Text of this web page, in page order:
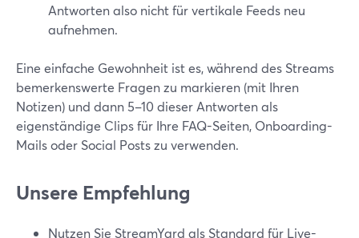
Antworten also nicht für vertikale Feeds neu
aufnehmen.
Eine einfache Gewohnheit ist es, während des Streams
bemerkenswerte Fragen zu markieren (mit Ihren
Notizen) und dann 5–10 dieser Antworten als
eigenständige Clips für Ihre FAQ-Seiten, Onboarding-
Mails oder Social Posts zu verwenden.
Unsere Empfehlung
Nutzen Sie StreamYard als Standard für Live-